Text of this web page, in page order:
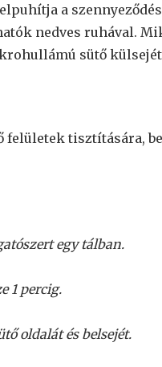
a
nedves ruhával.
sütő
felületek tisztítására,
egy tálban.
1 percig.
oldalát és belsejét.